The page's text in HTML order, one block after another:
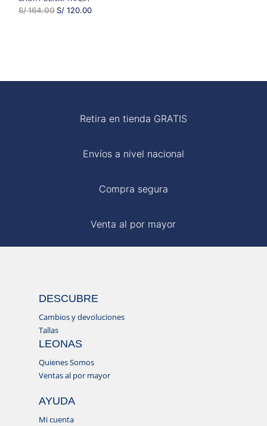
S/164.00 EL
S/ 120.00EL
Retira en tienda GRATIS
Envíos a nivel nacional
Compra segura
Venta al por mayor
DESCUBRE
Cambios y devoluciones
Tallas
LEONAS
Quienes Somos
Ventas al por mayor
AYUDA
Mi cuenta